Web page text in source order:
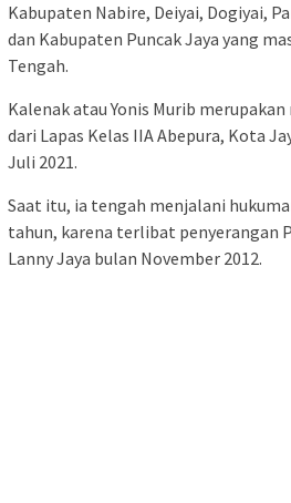
Kabupaten Nabire, Deiyai, Dogiyai,
dan Kabupaten Puncak Jaya yang
Tengah.
Kalenak atau Yonis Murib
dari Lapas Kelas IIA Abepura, Kota
Juli 2021.
Saat itu, ia tengah menjalani
tahun, karena terlibat penyerangan
Lanny Jaya bulan November 2012.